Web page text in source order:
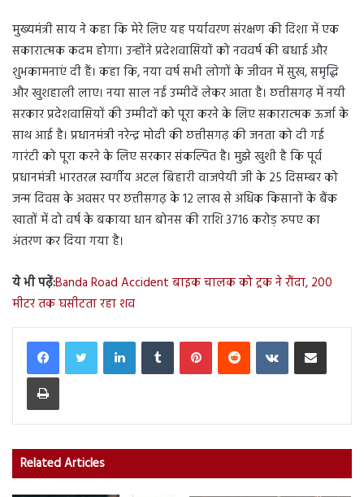
मुख्यमंत्री साय ने कहा कि मेरे लिए यह पर्यावरण संरक्षण की दिशा में एक
सकारात्मक कदम होगा। उन्होंने प्रदेशवासियों को नववर्ष की बधाई और
शुभकामनाएं दी हैं। कहा कि, नया वर्ष सभी लोगों के जीवन में सुख, समृद्धि
और खुशहाली लाए। नया साल नई उम्मीदें लेकर आता है। छत्तीसगढ़ में नयी
सरकार प्रदेशवासियों की उम्मीदों को पूरा करने के लिए सकारात्मक ऊर्जा के
साथ आई है। प्रधानमंत्री नरेन्द्र मोदी की छत्तीसगढ़ की जनता को दी गई
गारंटी को पूरा करने के लिए सरकार संकल्पित है। मुझे खुशी है कि पूर्व
प्रधानमंत्री भारतरत्न स्वर्गीय अटल बिहारी वाजपेयी जी के 25 दिसम्बर को
जन्म दिवस के अवसर पर छत्तीसगढ़ के 12 लाख से अधिक किसानों के बैंक
खातों में दो वर्ष के बकाया धान बोनस की राशि 3716 करोड़ रुपए का
अंतरण कर दिया गया है।
ये भी पढ़ें:Banda Road Accident बाइक चालक को ट्रक ने रौंदा, 200
मीटर तक घसीटता रहा शव
LinkedInTumblr PinterestReddit VKontakteShare via Email
Print
Related Articles